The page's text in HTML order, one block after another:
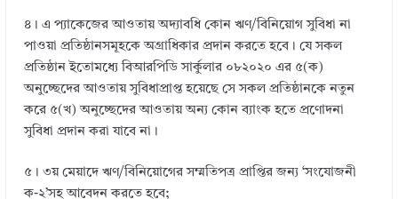
৪। এ প্যাকেজের আওতায় অদ্যাবধি কোন ঋণ/বিনিয়ােগ সুবিধা না
পাওয়া প্রতিষ্ঠানসমূহকে অগ্রাধিকার প্রদান করতে হবে। যে সকল
প্রতিষ্ঠান ইতোমধ্যে বিআরপিডি সার্কুলার ০৮২০২০ এর ৫(ক)
অনুচ্ছেদের আওতায় সুবিধাপ্রাপ্ত হয়েছে সে সকল প্রতিষ্ঠানকে নতুন
করে ৫(খ) অনুচ্ছেদের আওতায় অন্য কোন ব্যাংক হতে প্রণোদনা
সুবিধা প্রদান করা যাবে না।
৫। ৩য় মেয়াদে ঋণ/বিনিয়ােগের সম্মতিপত্র প্রাপ্তির জন্য ‘সংযােজনী
ক-২’সহ আবেদন করতে হবে;